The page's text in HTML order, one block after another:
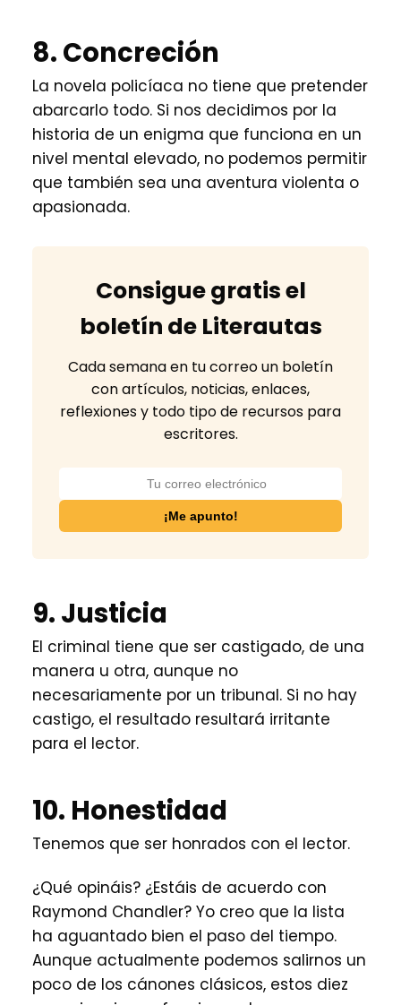
8. Concreción
La novela policíaca no tiene que pretender
abarcarlo todo. Si nos decidimos por la
historia de un enigma que funciona en un
nivel mental elevado, no podemos permitir
que también sea una aventura violenta o
apasionada.
Consigue gratis el
boletín de Literautas
Cada semana en tu correo un boletín
con artículos, noticias, enlaces,
reflexiones y todo tipo de recursos para
escritores.
9. Justicia
El criminal tiene que ser castigado, de una
manera u otra, aunque no
necesariamente por un tribunal. Si no hay
castigo, el resultado resultará irritante
para el lector.
10. Honestidad
Tenemos que ser honrados con el lector.
¿Qué opináis? ¿Estáis de acuerdo con
Raymond Chandler? Yo creo que la lista
ha aguantado bien el paso del tiempo.
Aunque actualmente podemos salirnos un
poco de los cánones clásicos, estos diez